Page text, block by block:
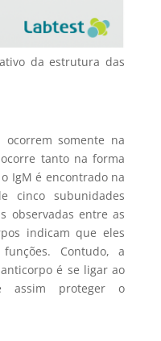
da estrutura das
ocorrem somente na
tanto na forma
IgM é encontrado na
cinco subunidades
observadas entre as
indicam que eles
Contudo, a
é se ligar ao
assim proteger o